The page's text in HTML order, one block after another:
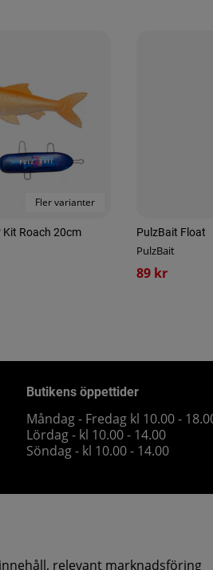
Fler varianter
Roach 20cm PulzBait Float
PulzBait
89 kr
Butikens öppettider
Måndag - Fredag kl 10.00 -
Lördag - kl 10.00 - 14.00
Söndag - kl 10.00 - 14.00
relevant marknadsföring